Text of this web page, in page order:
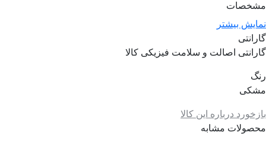
مشخصات
نمایش بیشتر
گارانتی
گارانتی اصالت و سلامت فیزیکی کالا
رنگ
مشکی
بازخورد درباره این کالا
محصولات مشابه